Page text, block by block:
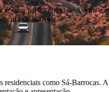
uma parte central de Aveiro e
de imóveis.
como Sá-